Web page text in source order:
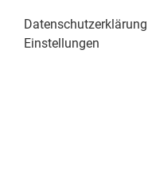
Datenschutzerklärung
Einstellungen